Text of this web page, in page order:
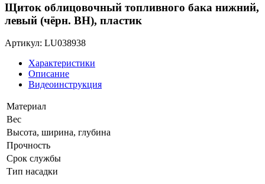
Щиток облицовочный топливного бака нижний,
левый (чёрн. BH), пластик
Артикул: LU038938
Характеристики
Описание
Видеоинструкция
Материал
Вес
Высота, ширина, глубина
Прочность
Срок службы
Тип насадки